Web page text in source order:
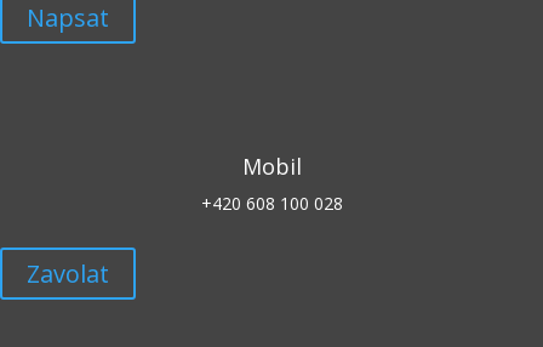
Napsat
Mobil
+420 608 100 028
Zavolat